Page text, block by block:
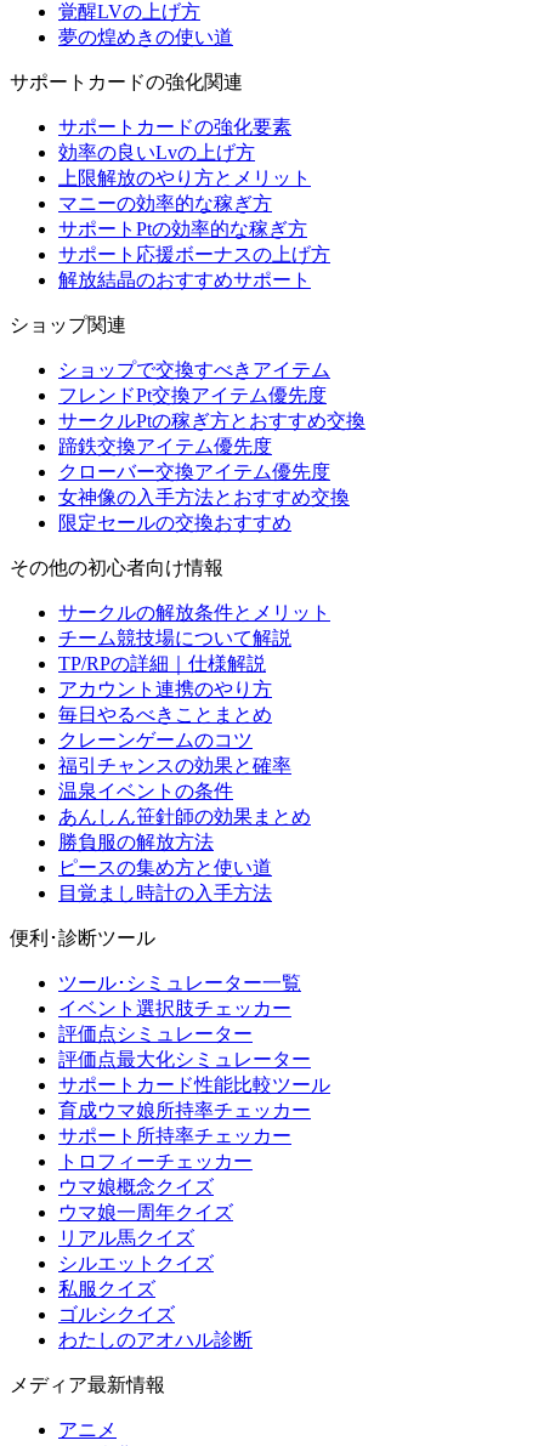
覚醒LVの上げ方
夢の煌めきの使い道
サポートカードの強化関連
サポートカードの強化要素
効率の良いLvの上げ方
上限解放のやり方とメリット
マニーの効率的な稼ぎ方
サポートPtの効率的な稼ぎ方
サポート応援ボーナスの上げ方
解放結晶のおすすめサポート
ショップ関連
ショップで交換すべきアイテム
フレンドPt交換アイテム優先度
サークルPtの稼ぎ方とおすすめ交換
蹄鉄交換アイテム優先度
クローバー交換アイテム優先度
女神像の入手方法とおすすめ交換
限定セールの交換おすすめ
その他の初心者向け情報
サークルの解放条件とメリット
チーム競技場について解説
TP/RPの詳細｜仕様解説
アカウント連携のやり方
毎日やるべきことまとめ
クレーンゲームのコツ
福引チャンスの効果と確率
温泉イベントの条件
あんしん笹針師の効果まとめ
勝負服の解放方法
ピースの集め方と使い道
目覚まし時計の入手方法
便利･診断ツール
ツール･シミュレーター一覧
イベント選択肢チェッカー
評価点シミュレーター
評価点最大化シミュレーター
サポートカード性能比較ツール
育成ウマ娘所持率チェッカー
サポート所持率チェッカー
トロフィーチェッカー
ウマ娘概念クイズ
ウマ娘一周年クイズ
リアル馬クイズ
シルエットクイズ
私服クイズ
ゴルシクイズ
わたしのアオハル診断
メディア最新情報
アニメ